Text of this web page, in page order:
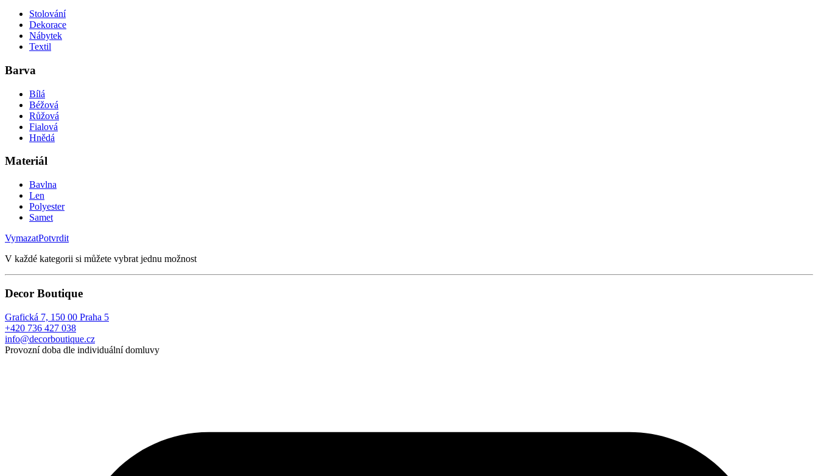
Stolování
Dekorace
Nábytek
Textil
Barva
Bílá
Béžová
Růžová
Fialová
Hnědá
Materiál
Bavlna
Len
Polyester
Samet
VymazatPotvrdit
V každé kategorii si můžete vybrat jednu možnost
Decor Boutique
Grafická 7, 150 00 Praha 5
+420 736 427 038
info@decorboutique.cz
Provozní doba dle individuální domluvy